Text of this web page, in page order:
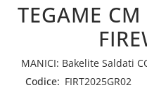
TEGAME
MANICI: Bakelite Saldati
Codice: FIRT2025GR02